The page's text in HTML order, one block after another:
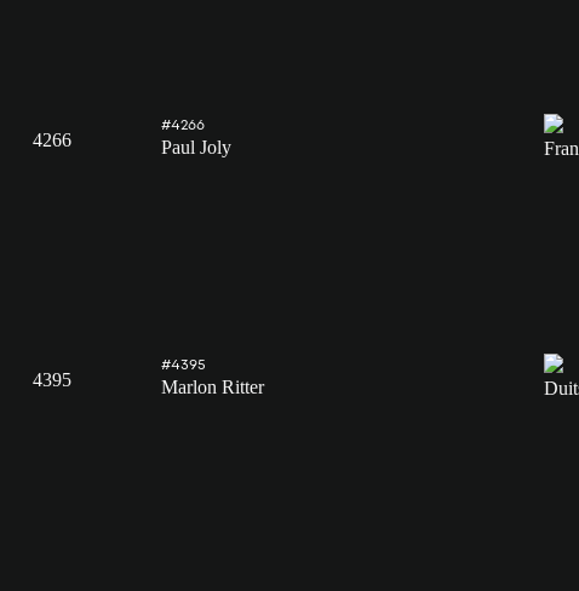
4266
#4266
Paul Joly
4395
#4395
Marlon Ritter